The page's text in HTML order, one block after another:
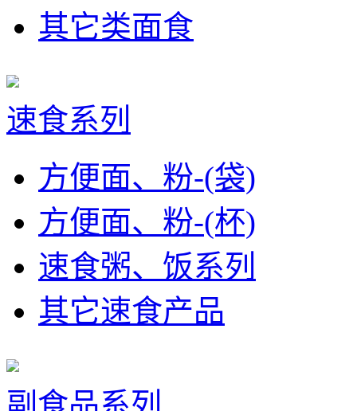
其它类面食
速食系列
方便面、粉-(袋)
方便面、粉-(杯)
速食粥、饭系列
其它速食产品